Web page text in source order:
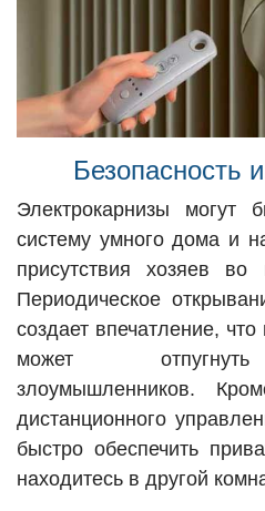
Безопасность
Электрокарнизы могут
систему умного дома и
присутствия хозяев во
Периодическое
создает впечатление,
может
злоумышленников.
дистанционного
быстро обеспечить
находитесь в другой